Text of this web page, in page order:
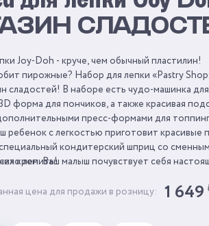
Joy-Doh - круче, чем обычный пластилин!
пирожные? Набор для лепки «Pastry
сладостей! В наборе есть чудо-машинка
форма для пончиков, а также красивая
пресс-формами для
ребенок с легкостью приготовит красивые
кондитерский шприц со
крем. Ваш малыш почувствует себя
лепить!
цена для продажи в розницу: 1 649